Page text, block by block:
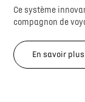
Ce système
compagnon de
En savoir plus